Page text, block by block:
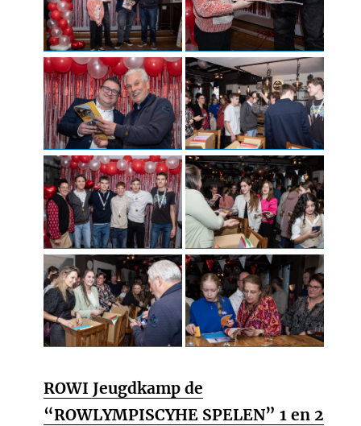
ROWI Jeugdkamp de
“ROWLYMPISCYHE SPELEN” 1 en 2